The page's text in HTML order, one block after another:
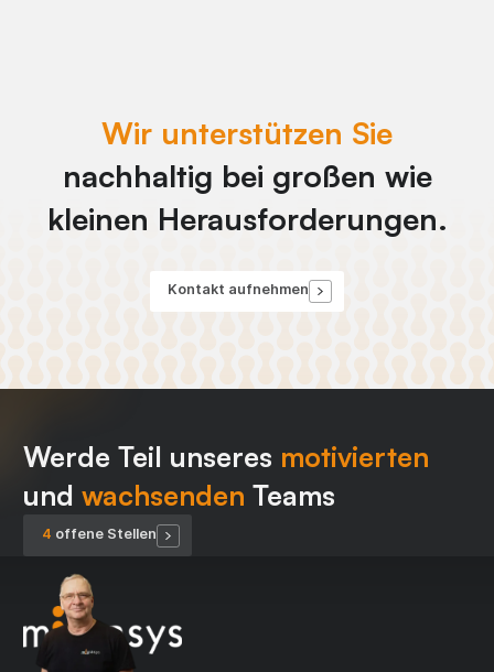
Wir unterstützen Sie
nachhaltig bei großen wie
kleinen Herausforderungen.
Kontakt aufnehmen
Werde Teil unseres motivierten
und wachsenden Teams
4 offene Stellen